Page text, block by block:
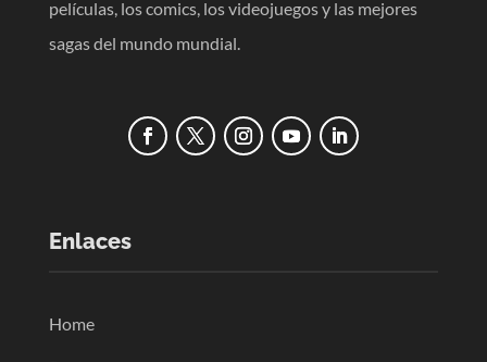
películas, los comics, los videojuegos y las mejores
sagas del mundo mundial.
Enlaces
Home